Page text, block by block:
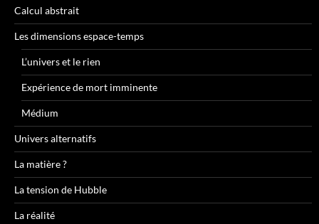
Calcul abstrait
Les dimensions espace-temps
L’univers et le rien
Expérience de mort imminente
Médium
Univers alternatifs
La matière ?
La tension de Hubble
La réalité